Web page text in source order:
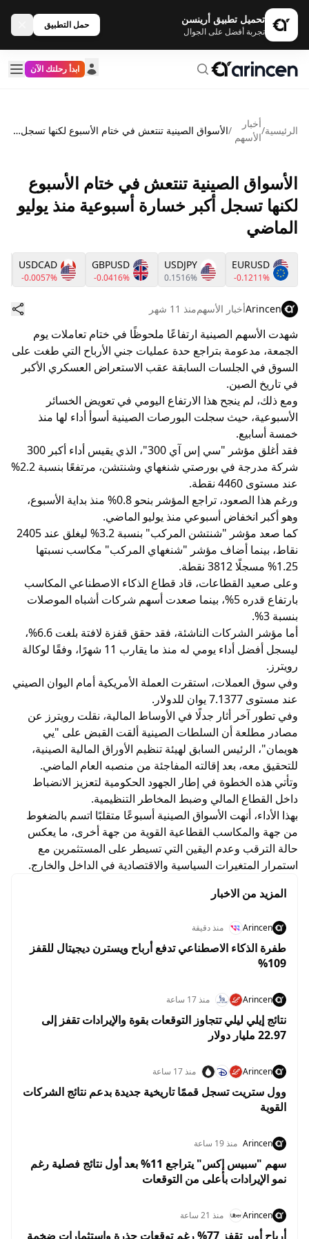
تحميل تطبيق أرينسن
تجربة أفضل على الجوال
حمل التطبيق
ابدأ رحلتك الآن
الرئيسية/
أخبار
الأسهم
/ الأسواق الصينية تنتعش في ختام الأسبوع لكنها تسجل أكبر خسارة أسبوعية منذ يوليو الماضي
الأسواق الصينية تنتعش في ختام الأسبوع
لكنها تسجل أكبر خسارة أسبوعية منذ يوليو
الماضي
EURUSD
-0.1211%
USDJPY
0.1516%
GBPUSD
-0.0416%
USDCAD
-0.0057%
Arincenأخبار الأسهممنذ 11 شهر
شهدت الأسهم الصينية ارتفاعًا ملحوظًا في ختام تعاملات يوم
الجمعة، مدعومة بتراجع حدة عمليات جني الأرباح التي طغت على
السوق في الجلسات السابقة عقب الاستعراض العسكري الأكبر
في تاريخ الصين.
ومع ذلك، لم ينجح هذا الارتفاع اليومي في تعويض الخسائر
الأسبوعية، حيث سجلت البورصات الصينية أسوأ أداء لها منذ
خمسة أسابيع.
فقد أغلق مؤشر "سي إس آي 300"، الذي يقيس أداء أكبر 300
شركة مدرجة في بورصتي شنغهاي وشنتشن، مرتفعًا بنسبة 2.2%
عند مستوى 4460 نقطة.
ورغم هذا الصعود، تراجع المؤشر بنحو 0.8% منذ بداية الأسبوع،
وهو أكبر انخفاض أسبوعي منذ يوليو الماضي.
كما صعد مؤشر "شنتشن المركب" بنسبة 3.2% ليغلق عند 2405
نقاط، بينما أضاف مؤشر "شنغهاي المركب" مكاسب نسبتها
1.25% مسجلًا 3812 نقطة.
وعلى صعيد القطاعات، قاد قطاع الذكاء الاصطناعي المكاسب
بارتفاع قدره 5%، بينما صعدت أسهم شركات أشباه الموصلات
بنسبة 3%.
أما مؤشر الشركات الناشئة، فقد حقق قفزة لافتة بلغت 6.6%،
ليسجل أفضل أداء يومي له منذ ما يقارب 11 شهرًا، وفقًا لوكالة
رويترز.
وفي سوق العملات، استقرت العملة الأمريكية أمام اليوان الصيني
عند مستوى 7.1377 يوان للدولار.
وفي تطور آخر أثار جدلًا في الأوساط المالية، نقلت رويترز عن
مصادر مطلعة أن السلطات الصينية ألقت القبض على "يي
هويمان"، الرئيس السابق لهيئة تنظيم الأوراق المالية الصينية،
للتحقيق معه، بعد إقالته المفاجئة من منصبه العام الماضي.
وتأتي هذه الخطوة في إطار الجهود الحكومية لتعزيز الانضباط
داخل القطاع المالي وضبط المخاطر التنظيمية.
بهذا الأداء، أنهت الأسواق الصينية أسبوعًا متقلبًا اتسم بالضغوط
من جهة والمكاسب القطاعية القوية من جهة أخرى، ما يعكس
حالة الترقب وعدم اليقين التي تسيطر على المستثمرين مع
استمرار المتغيرات السياسية والاقتصادية في الداخل والخارج.
المزيد من الاخبار
Arincen منذ دقيقة
طفرة الذكاء الاصطناعي تدفع أرباح ويسترن ديجيتال للقفز
109%
Arincen منذ 17 ساعة
نتائج إيلي ليلي تتجاوز التوقعات بقوة والإيرادات تقفز إلى
22.97 مليار دولار
Arincen منذ 17 ساعة
وول ستريت تسجل قممًا تاريخية جديدة بدعم نتائج الشركات
القوية
Arincen منذ 19 ساعة
سهم "سبيس إكس" يتراجع 11% بعد أول نتائج فصلية رغم
نمو الإيرادات بأعلى من التوقعات
Arincen منذ 21 ساعة
أرباح أوبر تقفز 77% رغم توقعات حذرة واستثمارات ضخمة